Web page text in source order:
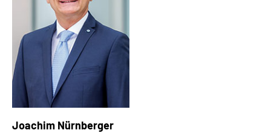
Patienten-Login
Joachim Nürnberger